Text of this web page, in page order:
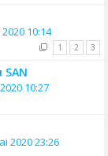
10:14
1 2 3
10:27
2020 23:26